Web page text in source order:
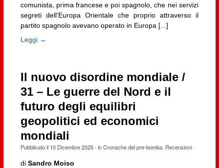
comunista, prima francese e poi spagnolo, che nei servizi
segreti dell’Europa Orientale che proprio attraverso il
partito spagnolo avevano operato in Europa [...]
Leggi →
Il nuovo disordine mondiale /
31 – Le guerre del Nord e il
futuro degli equilibri
geopolitici ed economici
mondiali
Pubblicato il 10 Dicembre 2025· inCronache del pre-bomba, Recensioni·
di Sandro Moiso